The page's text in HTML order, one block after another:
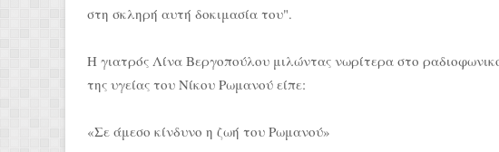
στη σκληρή αυτή δοκιμασία του".
Η γιατρός Λίνα Βεργοπούλου μιλώντας νωρίτερα στο
της υγείας του Νίκου Ρωμανού είπε:
«Σε άμεσο κίνδυνο η ζωή του Ρωμανού»